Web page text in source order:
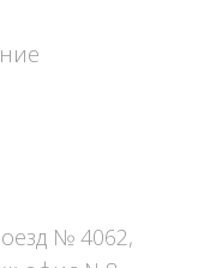
№ 4062,